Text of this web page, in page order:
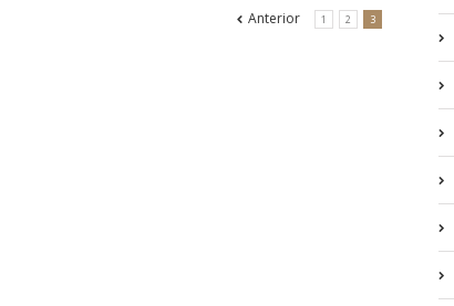
Anterior 1 2 3